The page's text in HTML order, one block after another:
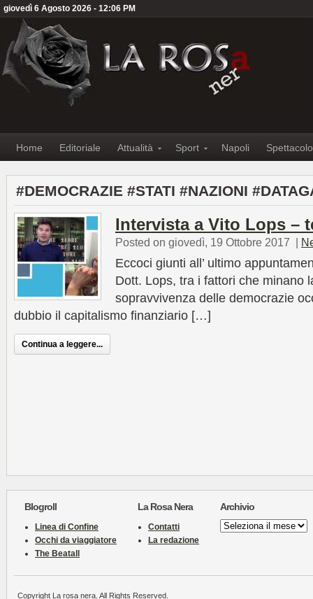
giovedì 6 Agosto 2026 - 12:06 PM
Home Editoriale Attualità Sport Napoli Spettacolo
#DEMOCRAZIE #STATI #NAZIONI
Intervista a Vito Lops –
Posted on giovedì, 19 Ottobre 2017 |
Eccoci giunti all’ ultimo
Dott. Lops, tra i fattori che minano
sopravvivenza delle democrazie
dubbio il capitalismo finanziario […]
Continua a leggere...
Blogroll
Linea di Confine
Occhi da viaggiatore
The Beatall
La Rosa Nera
Contatti
La redazione
Archivio
Archivio
Copyright La rosa nera. All Rights Reserved.